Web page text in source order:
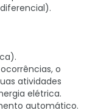
o
atividades
elétrica.
automático.